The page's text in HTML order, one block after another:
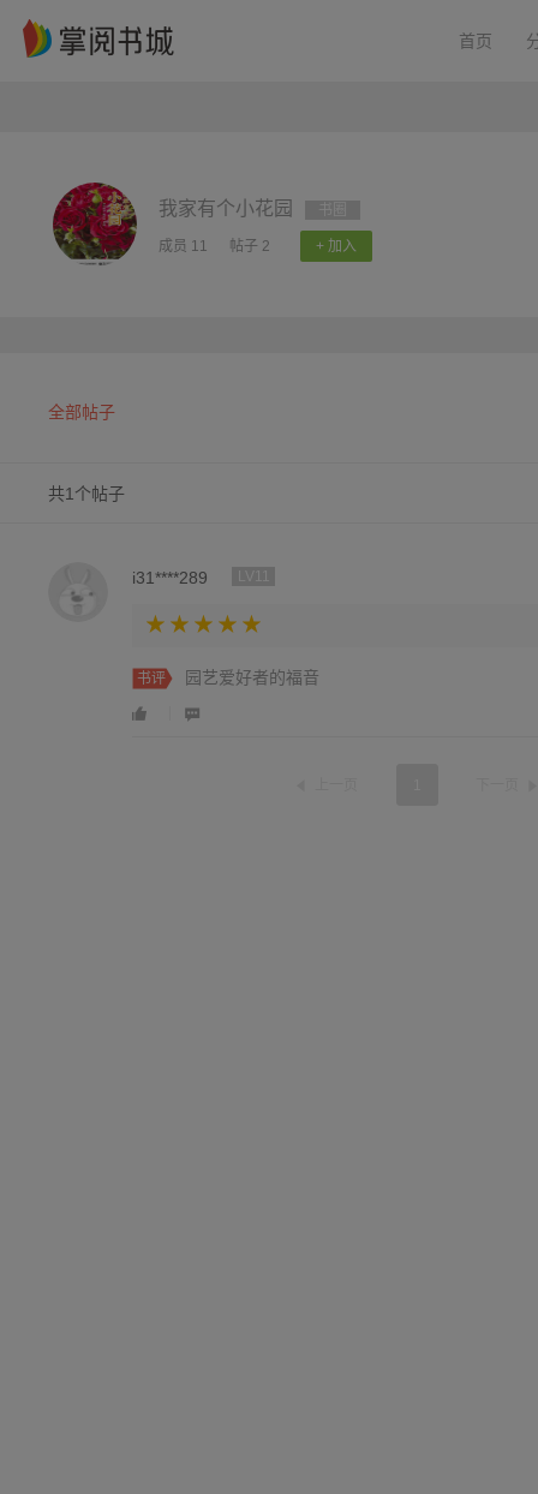
首页
我家有个小花园
成员 11 帖子 2 + 加入
全部帖子
共1个帖子
i31****289
书评 园艺爱好者的福音